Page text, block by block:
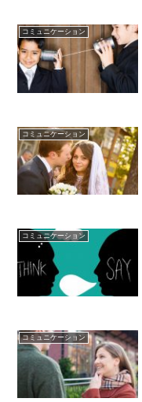
コミュニケーション
コミュニケーション
コミュニケーション
コミュニケーション